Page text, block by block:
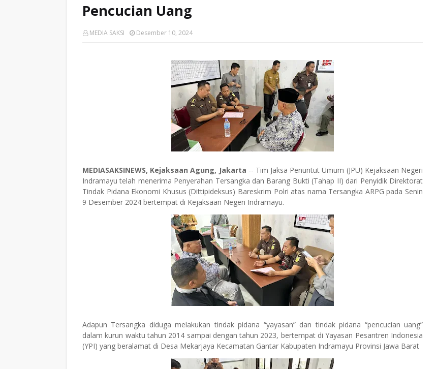
Pencucian Uang
MEDIA SAKSI Desember 10, 2024
MEDIASAKSINEWS, Kejaksaan Agung, Jakarta -- Tim Jaksa Penuntut Umum (JPU) Kejaksaan Negeri
Indramayu telah menerima Penyerahan Tersangka dan Barang Bukti (Tahap II) dari Penyidik Direktorat
Tindak Pidana Ekonomi Khusus (Dittipideksus) Bareskrim Polri atas nama Tersangka ARPG pada Senin
9 Desember 2024 bertempat di Kejaksaan Negeri Indramayu.
Adapun Tersangka diduga melakukan tindak pidana “yayasan” dan tindak pidana “pencucian uang”
dalam kurun waktu tahun 2014 sampai dengan tahun 2023, bertempat di Yayasan Pesantren Indonesia
(YPI) yang beralamat di Desa Mekarjaya Kecamatan Gantar Kabupaten Indramayu Provinsi Jawa Barat